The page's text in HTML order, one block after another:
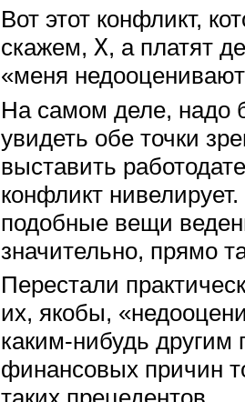
Вот этот конфликт,
скажем, X, а платят
«меня
На самом деле, надо
увидеть обе точки
выставить
конфликт
подобные вещи
значительно, прямо
Перестали
их, якобы,
каким-нибудь другим
финансовых причин